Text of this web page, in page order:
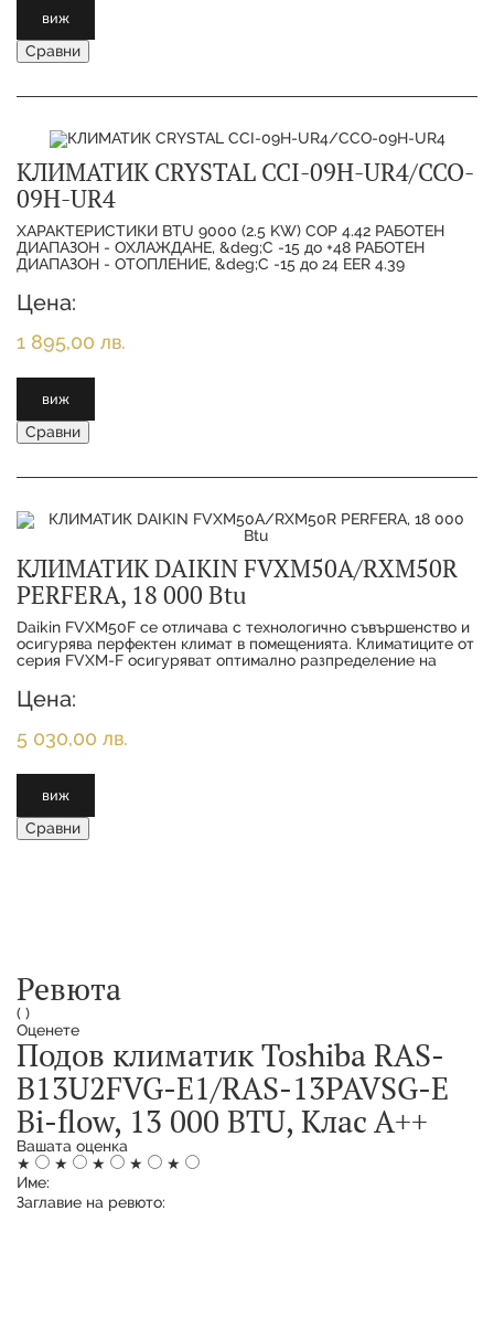
виж
Сравни
КЛИМАТИК CRYSTAL CCI-09H-UR4/CCO-
09H-UR4
ХАРАКТЕРИСТИКИ BTU 9000 (2.5 KW) COP 4.42 РАБОТЕН
ДИАПАЗОН - ОХЛАЖДАНЕ, &deg;C -15 до +48 РАБОТЕН
ДИАПАЗОН - ОТОПЛЕНИЕ, &deg;C -15 до 24 EER 4.39
Цена:
1 895,00 лв.
виж
Сравни
КЛИМАТИК DAIKIN FVXM50A/RXM50R
PERFERA, 18 000 Btu
Daikin FVXM50F се отличава с технологично съвършенство и
осигурява перфектен климат в помещенията. Климатиците от
серия FVXM-F осигуряват оптимално разпределение на
Цена:
5 030,00 лв.
виж
Сравни
Ревюта
( )
Оценете
Подов климатик Toshiba RAS-
B13U2FVG-E1/RAS-13PAVSG-E
Bi-flow, 13 000 BTU, Клас А++
Вашата оценка
★
★ ★ ★
★
Име:
Заглавие на ревюто: